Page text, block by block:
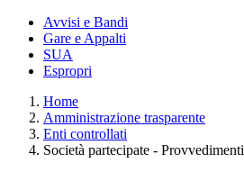
Avvisi e Bandi
Gare e Appalti
SUA
Espropri
Home
Amministrazione trasparente
Enti controllati
Società partecipate - Provvedimenti